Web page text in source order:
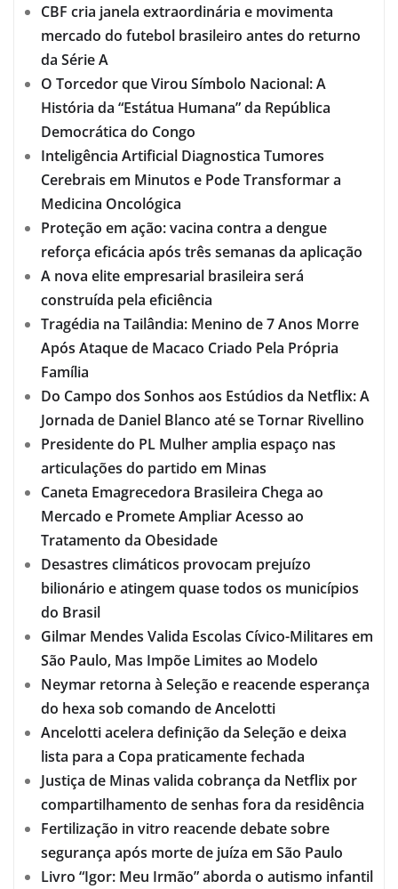
CBF cria janela extraordinária e movimenta
mercado do futebol brasileiro antes do returno
da Série A
O Torcedor que Virou Símbolo Nacional: A
História da “Estátua Humana” da República
Democrática do Congo
Inteligência Artificial Diagnostica Tumores
Cerebrais em Minutos e Pode Transformar a
Medicina Oncológica
Proteção em ação: vacina contra a dengue
reforça eficácia após três semanas da aplicação
A nova elite empresarial brasileira será
construída pela eficiência
Tragédia na Tailândia: Menino de 7 Anos Morre
Após Ataque de Macaco Criado Pela Própria
Família
Do Campo dos Sonhos aos Estúdios da Netflix: A
Jornada de Daniel Blanco até se Tornar Rivellino
Presidente do PL Mulher amplia espaço nas
articulações do partido em Minas
Caneta Emagrecedora Brasileira Chega ao
Mercado e Promete Ampliar Acesso ao
Tratamento da Obesidade
Desastres climáticos provocam prejuízo
bilionário e atingem quase todos os municípios
do Brasil
Gilmar Mendes Valida Escolas Cívico-Militares em
São Paulo, Mas Impõe Limites ao Modelo
Neymar retorna à Seleção e reacende esperança
do hexa sob comando de Ancelotti
Ancelotti acelera definição da Seleção e deixa
lista para a Copa praticamente fechada
Justiça de Minas valida cobrança da Netflix por
compartilhamento de senhas fora da residência
Fertilização in vitro reacende debate sobre
segurança após morte de juíza em São Paulo
Livro “Igor: Meu Irmão” aborda o autismo infantil